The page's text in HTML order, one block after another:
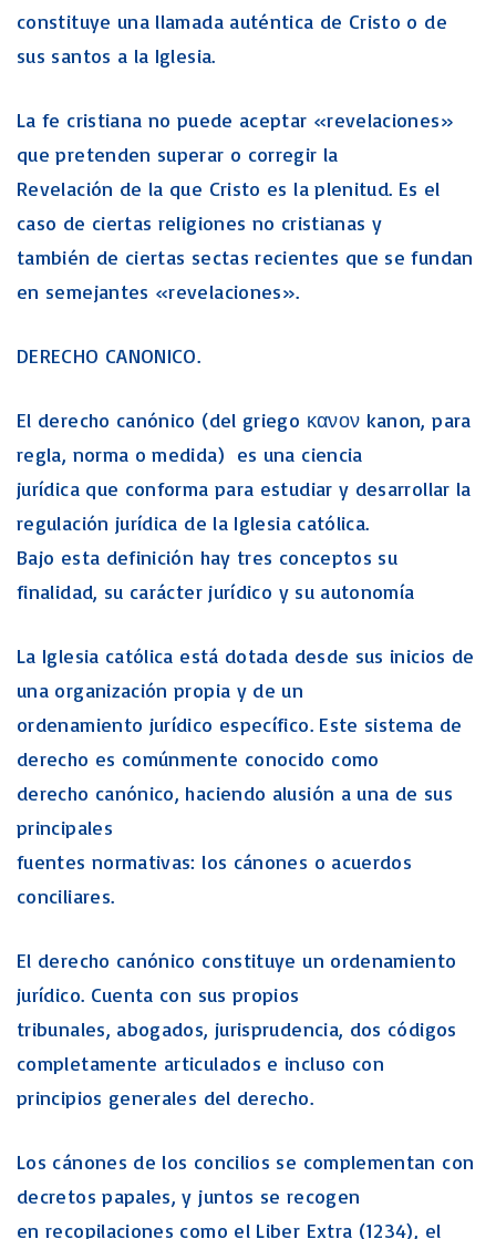
constituye una llamada auténtica de Cristo o de
sus santos a la Iglesia.
La fe cristiana no puede aceptar «revelaciones»
que pretenden superar o corregir la
Revelación de la que Cristo es la plenitud. Es el
caso de ciertas religiones no cristianas y
también de ciertas sectas recientes que se fundan
en semejantes «revelaciones».
DERECHO CANONICO.
El derecho canónico (del griego κανον kanon, para
regla, norma o medida) ​ es una ciencia
jurídica que conforma para estudiar y desarrollar la
regulación jurídica de la Iglesia católica.
Bajo esta definición hay tres conceptos su
finalidad, su carácter jurídico y su autonomía
La Iglesia católica está dotada desde sus inicios de
una organización propia y de un
ordenamiento jurídico específico. Este sistema de
derecho es comúnmente conocido como
derecho canónico, haciendo alusión a una de sus
principales
fuentes normativas: los cánones o acuerdos
conciliares.
El derecho canónico constituye un ordenamiento
jurídico. Cuenta con sus propios
tribunales, abogados, jurisprudencia, dos códigos
completamente articulados e incluso con
principios generales del derecho.
Los cánones de los concilios se complementan con
decretos papales, y juntos se recogen
en recopilaciones como el Liber Extra (1234), el